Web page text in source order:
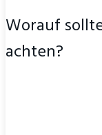
Worauf
achten?